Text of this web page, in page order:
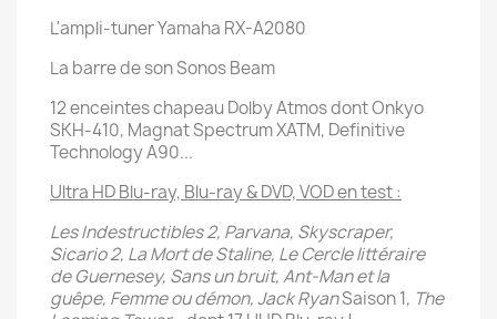
L'ampli-tuner Yamaha RX-A2080
La barre de son Sonos Beam
12 enceintes chapeau Dolby Atmos dont Onkyo
SKH-410, Magnat Spectrum XATM, Definitive
Technology A90...
Ultra HD Blu-ray, Blu-ray & DVD, VOD en test :
Les Indestructibles 2, Parvana, Skyscraper,
Sicario 2, La Mort de Staline, Le Cercle littéraire
de Guernesey, Sans un bruit, Ant-Man et la
guêpe, Femme ou démon, Jack RyanSaison 1, The